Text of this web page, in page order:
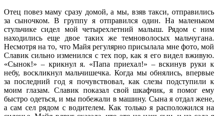
Отец повез маму сразу домой, а мы, взяв такси, отправились
за сыночком. В группу я отправился один. На маленьком
стульчике сидел мой четырехлетний малыш. Рядом с ним
находились еще двое таких же темноволосых мальчугана.
Несмотря на то, что Майя регулярно присылала мне фото, мой
Славик сильно изменился с тех пор, как я его видел вживую.
«Сынок!» – крикнул я. «Папа приехал!» – вскинув руки к
небу, воскликнул мальчишечка. Когда мы обнялись, впервые
за последний год я почувствовал, как слезы подступили к
моим глазам. Славик показал свой шкафчик, я помог ему
быстро одеться, и мы побежали в машину. Сына я отдал жене,
а сам сел рядом с водителем. Как только я расположился на